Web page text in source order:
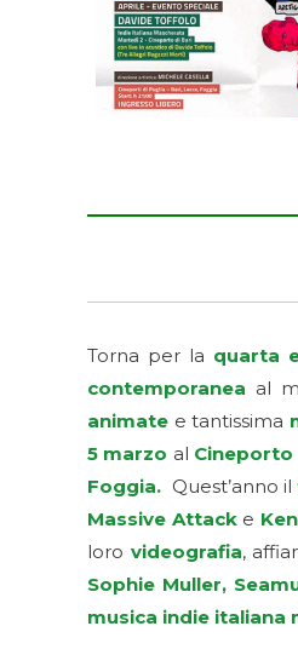
Torna per la quarta
contemporanea al
animate e tantissima
5 marzo al Cineporto
Foggia. Quest’anno il
Massive Attacke
loro videografia,
Sophie Muller,
musica indie italiana